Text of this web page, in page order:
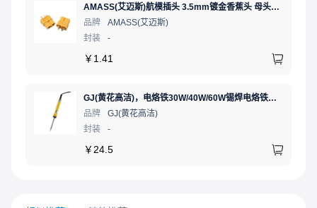
AMASS(艾迈斯)航模插头 3.5mm镀金香蕉头 母头XT60-F.G.Y
品牌
AMASS(艾迈斯)
封装
-
￥ 1.41
GJ(黄花高洁)，电烙铁30W/40W/60W锡焊电烙铁焊接工具电焊笔手机电子维修（内热35W），NO.435(35W)
品牌
GJ(黄花高洁)
封装
-
￥ 24.5